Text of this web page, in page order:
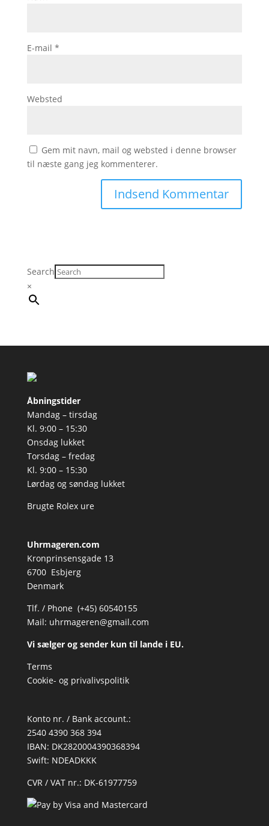
E-mail *
Websted
Gem mit navn, mail og websted i denne browser
til næste gang jeg kommenterer.
Search
×
Åbningstider
Mandag – tirsdag
Kl. 9:00 – 15:30
Onsdag lukket
Torsdag – fredag
Kl. 9:00 – 15:30
Lørdag og søndag lukket
Brugte Rolex ure
Uhrmageren.com
Kronprinsensgade 13
6700 Esbjerg
Denmark
Tlf. / Phone (+45) 60540155
Mail: uhrmageren@gmail.com
Vi sælger og sender kun til lande i EU.
Terms
Cookie- og privalivspolitik
Konto nr. / Bank account.:
2540 4390 368 394
IBAN: DK2820004390368394
Swift: NDEADKKK
CVR / VAT nr.: DK-61977759